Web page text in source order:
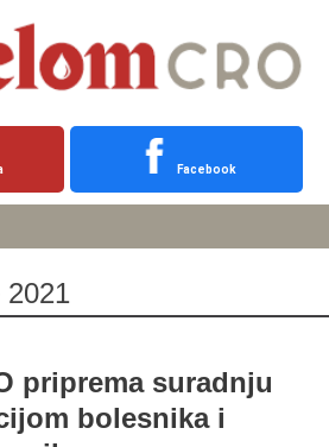
Facebook
2021
priprema suradnju
bolesnika i